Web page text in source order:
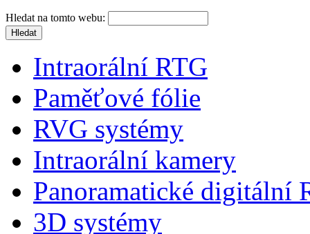
Hledat na tomto webu:
Intraorální RTG
Paměťové fólie
RVG systémy
Intraorální kamery
Panoramatické digitální
3D systémy